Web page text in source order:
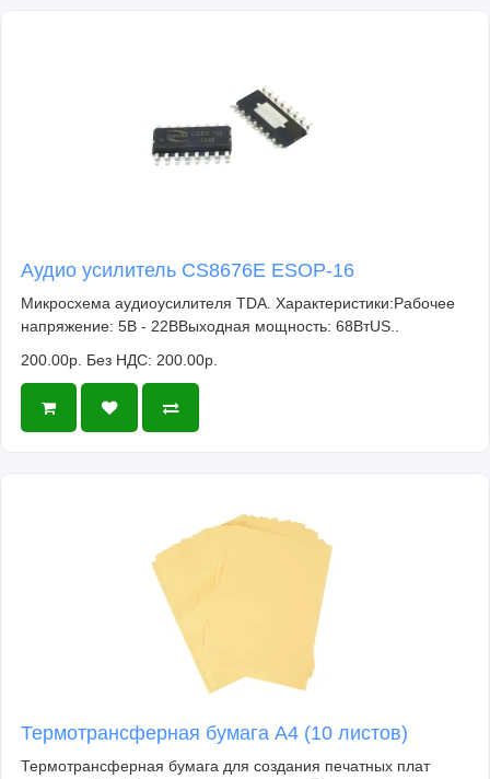
Аудио усилитель CS8676E ESOP-16
Микросхема аудиоусилителя TDA. Характеристики:Рабочее
напряжение: 5В - 22ВВыходная мощность: 68ВтUS..
200.00р. Без НДС: 200.00р.
Термотрансферная бумага А4 (10 листов)
Термотрансферная бумага для создания печатных плат